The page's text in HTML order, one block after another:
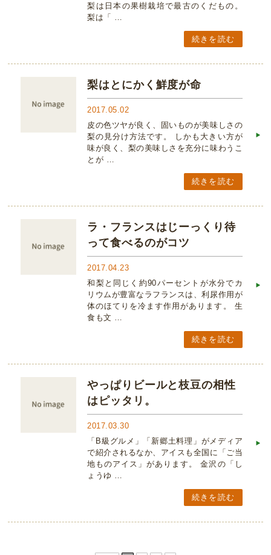
梨は日本の果樹栽培で最古のくだもの。
梨は「 …
続きを読む
梨はとにかく鮮度が命
2017.05.02
皮の色ツヤが良く、固いものが美味しさの
梨の見分け方法です。 しかも大きい方が
味が良く、梨の美味しさを充分に味わうこ
とが …
続きを読む
ラ・フランスはじーっくり待
って食べるのがコツ
2017.04.23
和梨と同じく約90パーセントが水分でカ
リウムが豊富なラフランスは、利尿作用が
体のほてりを冷ます作用があります。 生
食も文 …
続きを読む
やっぱりビールと枝豆の相性
はピッタリ。
2017.03.30
「B級グルメ」「新郷土料理」がメディア
で紹介されるなか、アイスも全国に「ご当
地ものアイス」があります。 金沢の「し
ょうゆ …
続きを読む